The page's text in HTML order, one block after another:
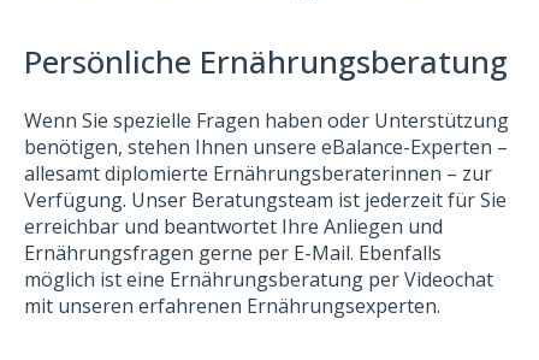
Persönliche Ernährungsberatung
Wenn Sie spezielle Fragen haben oder Unterstützung
benötigen, stehen Ihnen unsere eBalance-Experten –
allesamt diplomierte Ernährungsberaterinnen – zur
Verfügung. Unser Beratungsteam ist jederzeit für Sie
erreichbar und beantwortet Ihre Anliegen und
Ernährungsfragen gerne per E-Mail. Ebenfalls
möglich ist eine Ernährungsberatung per Videochat
mit unseren erfahrenen Ernährungsexperten.